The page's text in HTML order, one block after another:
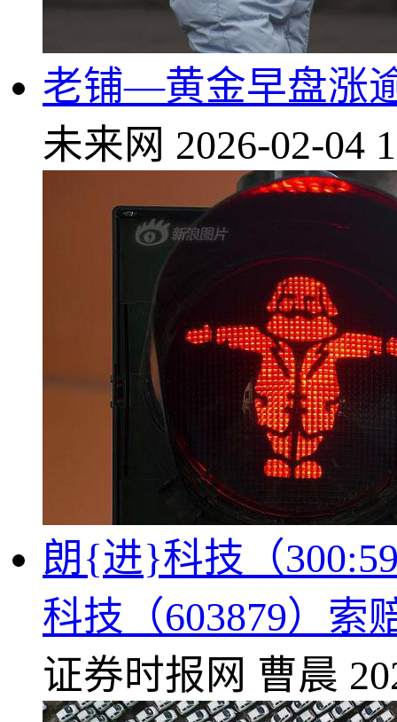
老铺—黄金早盘涨
未来网 2026-02-04
朗{进}科技（
科技（603879）索
证券时报网 曹晨